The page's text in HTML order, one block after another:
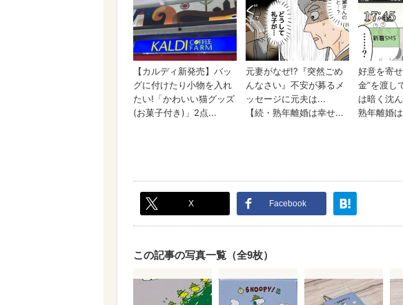
X Facebook
この記事の写真一覧（全9枚）